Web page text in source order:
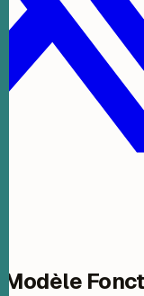
Modèle